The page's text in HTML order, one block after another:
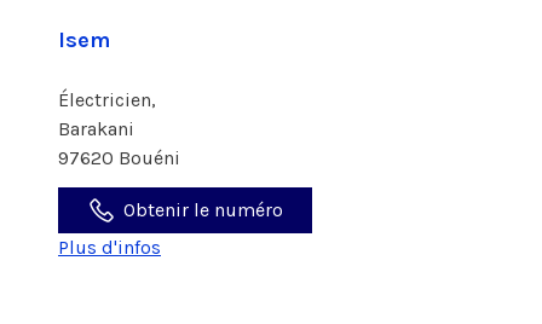
Isem
Électricien,
Barakani
97620 Bouéni
Obtenir le numéro
Plus d'infos